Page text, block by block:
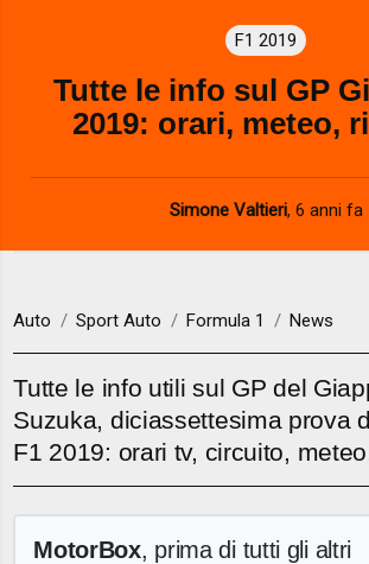
F1 2019
Tutte le info sul GP
2019: orari, meteo,
Simone Valtieri, 6 anni fa
Auto Sport Auto Formula 1 News
Tutte le info utili sul GP del
Suzuka, diciassettesima prova
F1 2019: orari tv, circuito,
MotorBox, prima di tutti gli altri